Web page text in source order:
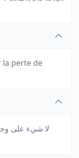
la perte de
لا شيء على